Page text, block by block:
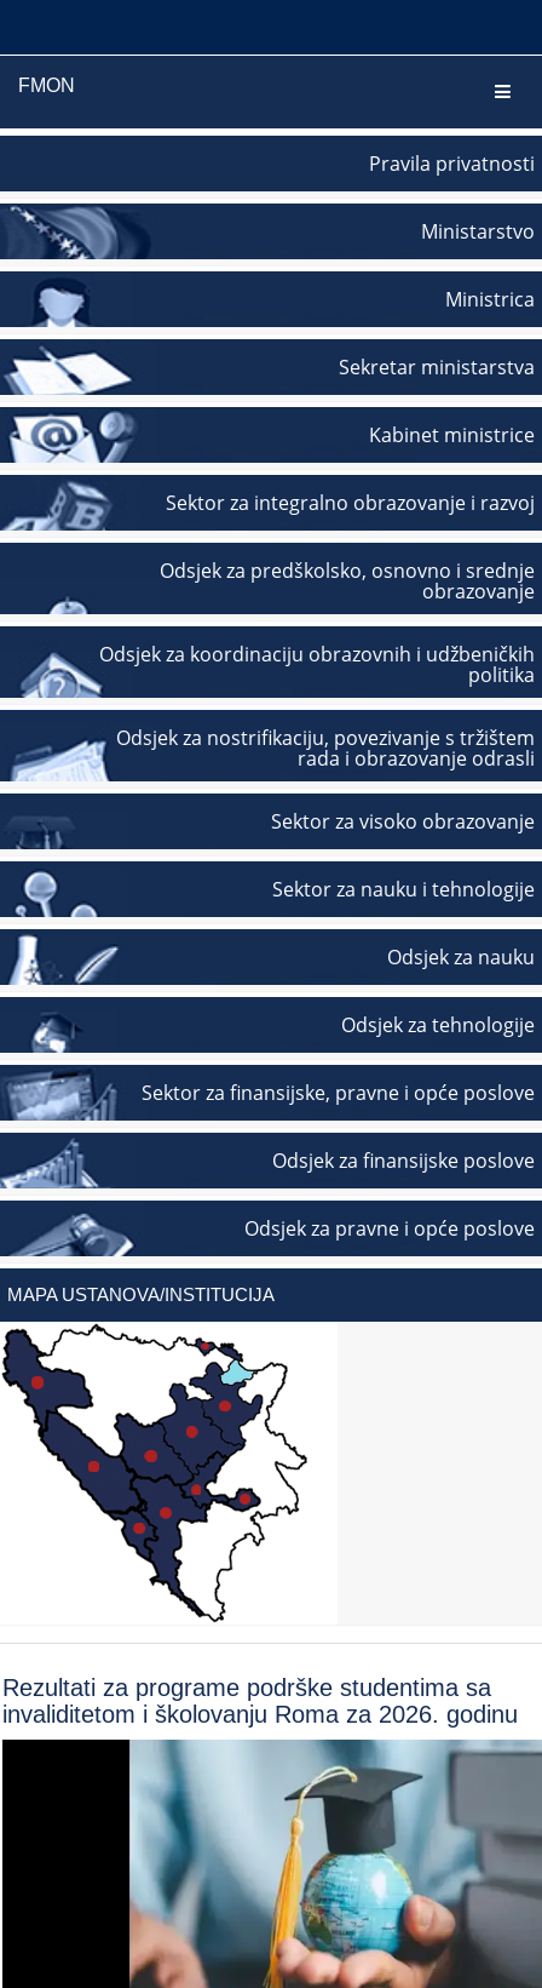
FMON
Pravila privatnosti
Ministarstvo
Ministrica
Sekretar ministarstva
Kabinet ministrice
Sektor za integralno obrazovanje i razvoj
Odsjek za predškolsko, osnovno i srednje
obrazovanje
Odsjek za koordinaciju obrazovnih i udžbeničkih
politika
Odsjek za nostrifikaciju, povezivanje s tržištem
rada i obrazovanje odrasli
Sektor za visoko obrazovanje
Sektor za nauku i tehnologije
Odsjek za nauku
Odsjek za tehnologije
Sektor za finansijske, pravne i opće poslove
Odsjek za finansijske poslove
Odsjek za pravne i opće poslove
MAPA USTANOVA/INSTITUCIJA
Rezultati za programe podrške studentima sa
invaliditetom i školovanju Roma za 2026. godinu